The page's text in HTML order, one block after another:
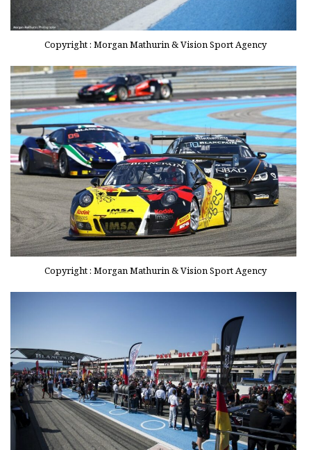
Copyright : Morgan Mathurin & Vision Sport Agency
Copyright : Morgan Mathurin & Vision Sport Agency